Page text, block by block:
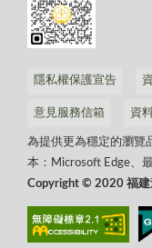
隱私權保護宣告
意見服務信箱 資
為提供更為穩定的瀏覽
本：Microsoft Edge、
Copyright © 2020 福建